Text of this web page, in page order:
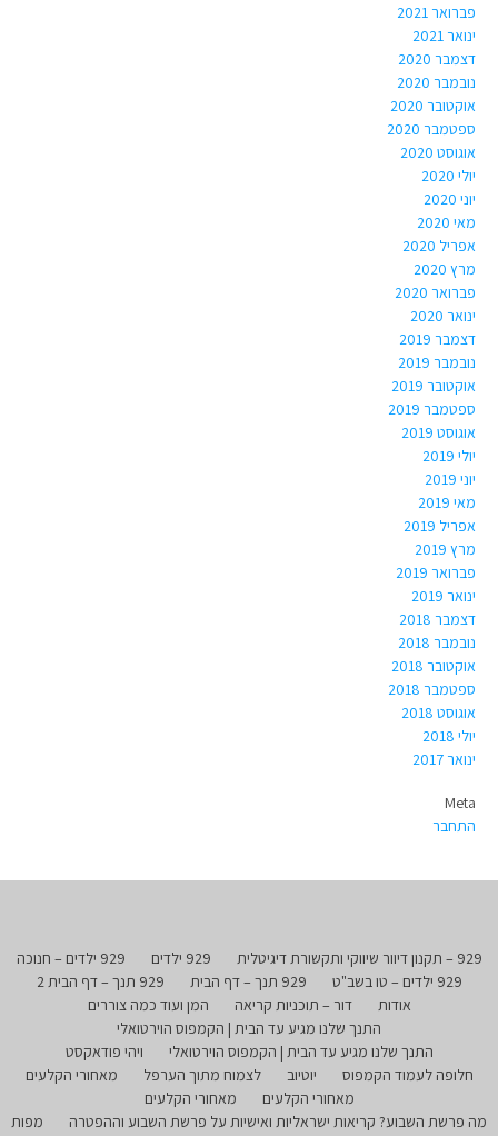
פברואר 2021
ינואר 2021
דצמבר 2020
נובמבר 2020
אוקטובר 2020
ספטמבר 2020
אוגוסט 2020
יולי 2020
יוני 2020
מאי 2020
אפריל 2020
מרץ 2020
פברואר 2020
ינואר 2020
דצמבר 2019
נובמבר 2019
אוקטובר 2019
ספטמבר 2019
אוגוסט 2019
יולי 2019
יוני 2019
מאי 2019
אפריל 2019
מרץ 2019
פברואר 2019
ינואר 2019
דצמבר 2018
נובמבר 2018
אוקטובר 2018
ספטמבר 2018
אוגוסט 2018
יולי 2018
ינואר 2017
Meta
התחבר
929 – תקנון דיוור שיווקי ותקשורת דיגיטלית 929 ילדים
929 ילדים – חנוכה
929 ילדים – טו בשב"ט
929 תנך – דף הבית
929 תנך – דף הבית 2
אודות
דור – תוכניות קריאה
המן ועוד כמה צוררים
התנך שלנו מגיע עד הבית | הקמפוס הוירטואלי
התנך שלנו מגיע עד הבית | הקמפוס הוירטואלי
ויהי פודאקסט
חלופה לעמוד הקמפוס
יוטיוב לצמוח מתוך הערפל
מאחורי הקלעים
מאחורי הקלעים
מאחורי הקלעים
מה פרשת השבוע? קריאות ישראליות ואישיות על פרשת השבוע וההפטרה
מפות